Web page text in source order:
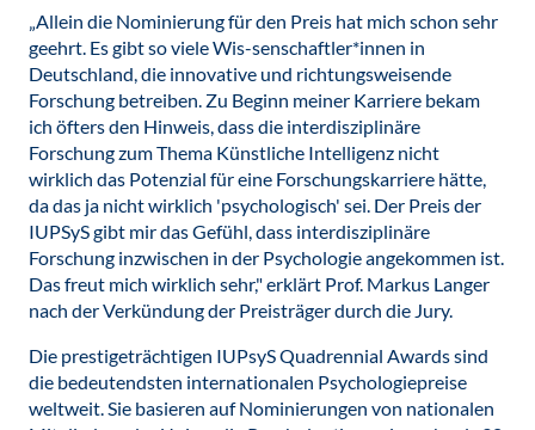
„Allein die Nominierung für den Preis hat mich schon sehr
geehrt. Es gibt so viele Wis-senschaftler*innen in
Deutschland, die innovative und richtungsweisende
Forschung betreiben. Zu Beginn meiner Karriere bekam
ich öfters den Hinweis, dass die interdisziplinäre
Forschung zum Thema Künstliche Intelligenz nicht
wirklich das Potenzial für eine Forschungskarriere hätte,
da das ja nicht wirklich 'psychologisch' sei. Der Preis der
IUPSyS gibt mir das Gefühl, dass interdisziplinäre
Forschung inzwischen in der Psychologie angekommen ist.
Das freut mich wirklich sehr," erklärt Prof. Markus Langer
nach der Verkündung der Preisträger durch die Jury.
Die prestigeträchtigen IUPsyS Quadrennial Awards sind
die bedeutendsten internationalen Psychologiepreise
weltweit. Sie basieren auf Nominierungen von nationalen